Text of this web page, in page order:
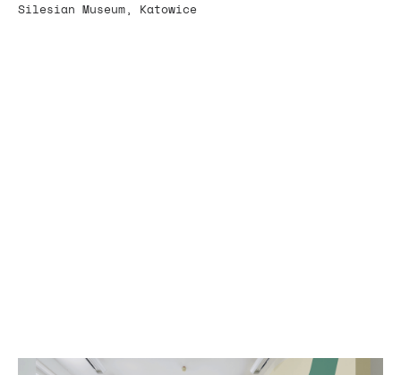
Silesian Museum, Katowice